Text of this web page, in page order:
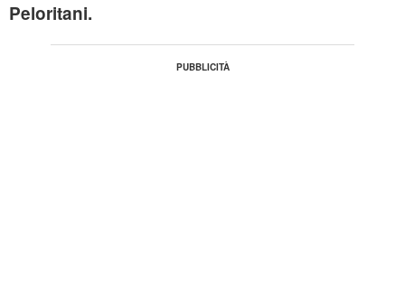
Peloritani.